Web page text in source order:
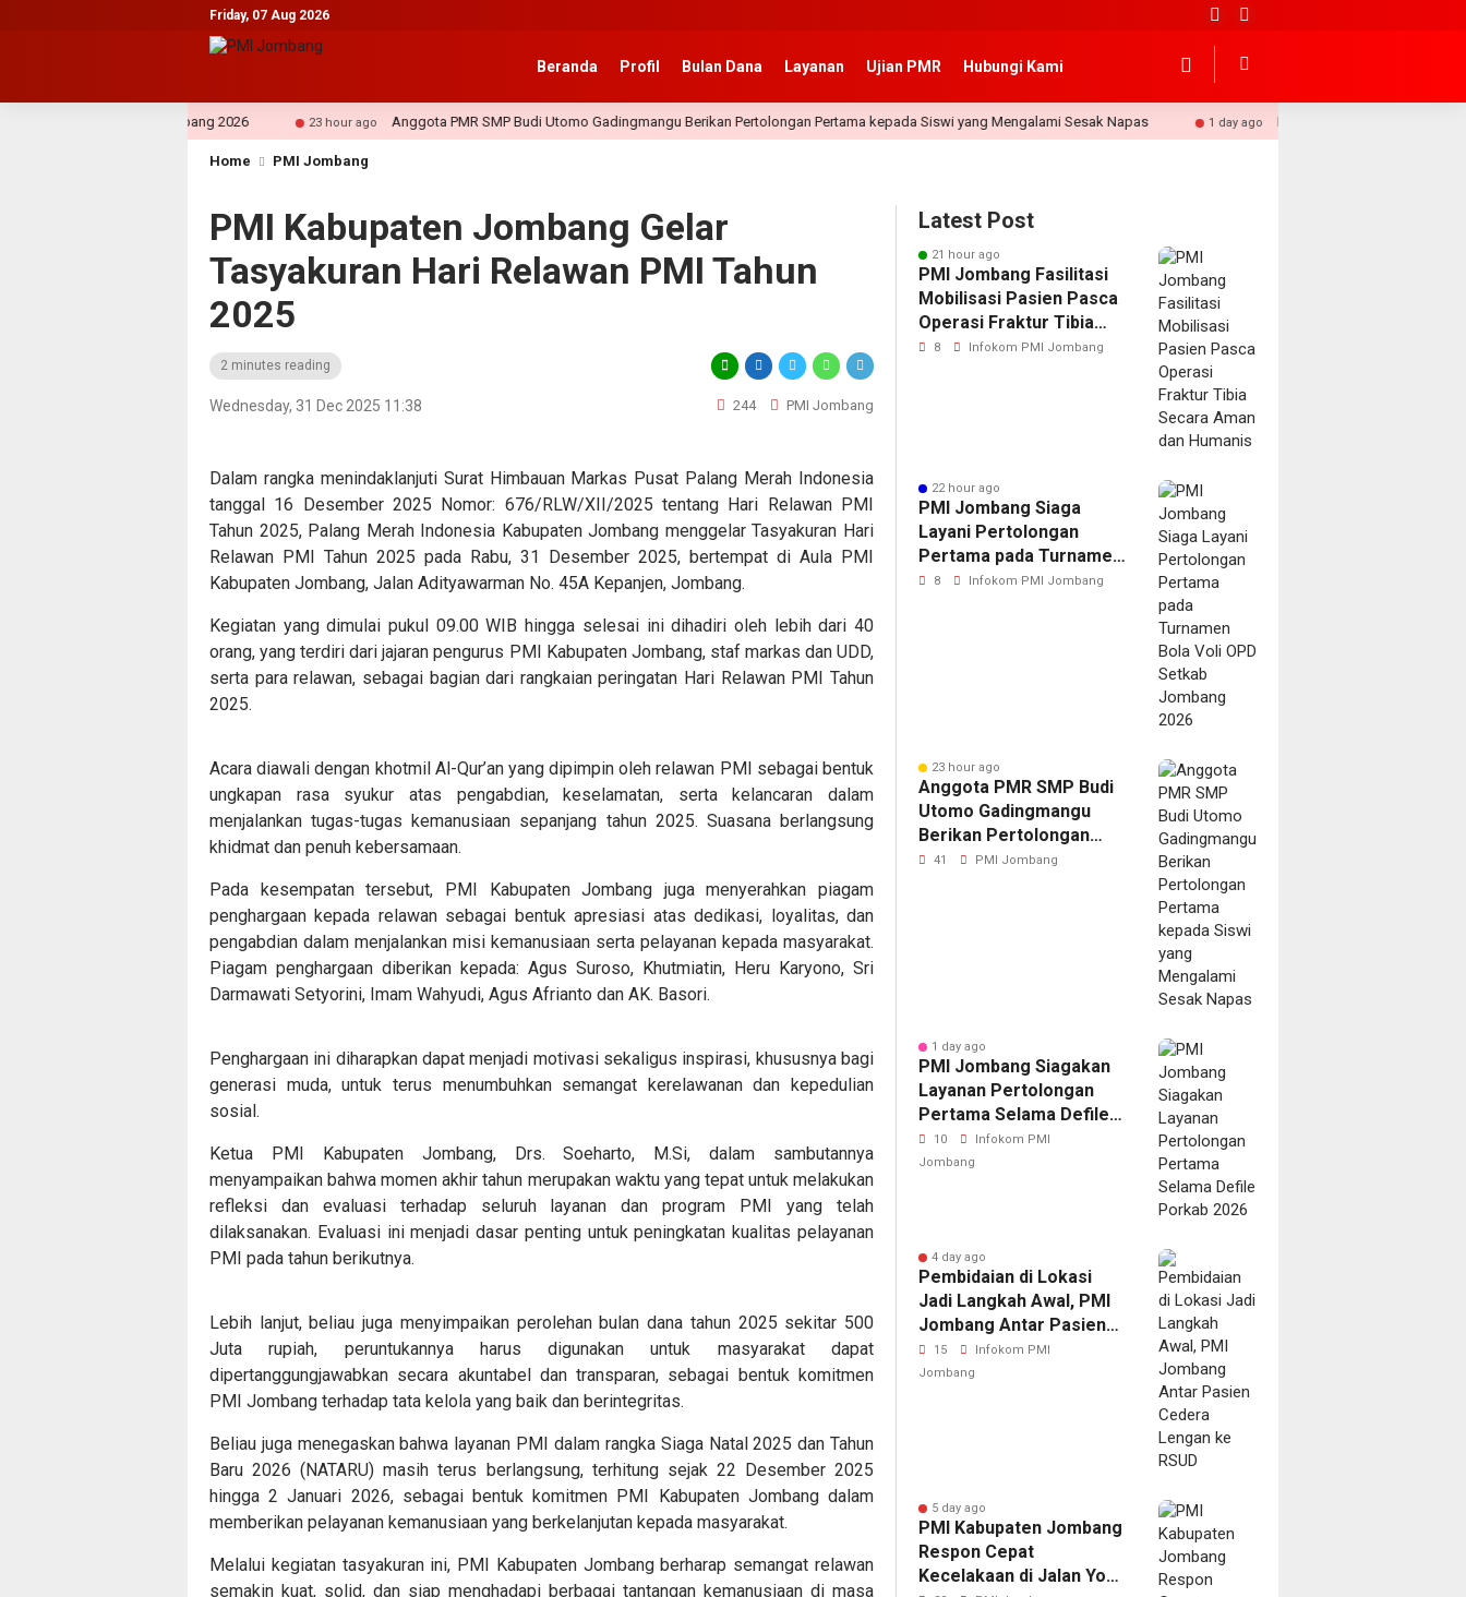
Friday, 07 Aug 2026
Beranda Profil Bulan Dana Layanan Ujian PMR Hubungi Kami
23 hour ago Anggota PMR SMP Budi Utomo Gadingmangu Berikan Pertolongan Pertama kepada Siswi yang Mengalami Sesak Napas 1 day ago PMI Jombang Siagakan Layanan
Home PMI Jombang
PMI Kabupaten Jombang Gelar
Tasyakuran Hari Relawan PMI Tahun
2025
2 minutes reading
Wednesday, 31 Dec 2025 11:38 244 PMI Jombang
Dalam rangka menindaklanjuti Surat Himbauan Markas Pusat Palang Merah Indonesia
tanggal 16 Desember 2025 Nomor: 676/RLW/XII/2025 tentang Hari Relawan PMI
Tahun 2025, Palang Merah Indonesia Kabupaten Jombang menggelar Tasyakuran Hari
Relawan PMI Tahun 2025 pada Rabu, 31 Desember 2025, bertempat di Aula PMI
Kabupaten Jombang, Jalan Adityawarman No. 45A Kepanjen, Jombang.
Kegiatan yang dimulai pukul 09.00 WIB hingga selesai ini dihadiri oleh lebih dari 40
orang, yang terdiri dari jajaran pengurus PMI Kabupaten Jombang, staf markas dan UDD,
serta para relawan, sebagai bagian dari rangkaian peringatan Hari Relawan PMI Tahun
2025.
Acara diawali dengan khotmil Al-Qur’an yang dipimpin oleh relawan PMI sebagai bentuk
ungkapan rasa syukur atas pengabdian, keselamatan, serta kelancaran dalam
menjalankan tugas-tugas kemanusiaan sepanjang tahun 2025. Suasana berlangsung
khidmat dan penuh kebersamaan.
Pada kesempatan tersebut, PMI Kabupaten Jombang juga menyerahkan piagam
penghargaan kepada relawan sebagai bentuk apresiasi atas dedikasi, loyalitas, dan
pengabdian dalam menjalankan misi kemanusiaan serta pelayanan kepada masyarakat.
Piagam penghargaan diberikan kepada: Agus Suroso, Khutmiatin, Heru Karyono, Sri
Darmawati Setyorini, Imam Wahyudi, Agus Afrianto dan AK. Basori.
Penghargaan ini diharapkan dapat menjadi motivasi sekaligus inspirasi, khususnya bagi
generasi muda, untuk terus menumbuhkan semangat kerelawanan dan kepedulian
sosial.
Ketua PMI Kabupaten Jombang, Drs. Soeharto, M.Si, dalam sambutannya
menyampaikan bahwa momen akhir tahun merupakan waktu yang tepat untuk melakukan
refleksi dan evaluasi terhadap seluruh layanan dan program PMI yang telah
dilaksanakan. Evaluasi ini menjadi dasar penting untuk peningkatan kualitas pelayanan
PMI pada tahun berikutnya.
Lebih lanjut, beliau juga menyimpaikan perolehan bulan dana tahun 2025 sekitar 500
Juta rupiah, peruntukannya harus digunakan untuk masyarakat dapat
dipertanggungjawabkan secara akuntabel dan transparan, sebagai bentuk komitmen
PMI Jombang terhadap tata kelola yang baik dan berintegritas.
Beliau juga menegaskan bahwa layanan PMI dalam rangka Siaga Natal 2025 dan Tahun
Baru 2026 (NATARU) masih terus berlangsung, terhitung sejak 22 Desember 2025
hingga 2 Januari 2026, sebagai bentuk komitmen PMI Kabupaten Jombang dalam
memberikan pelayanan kemanusiaan yang berkelanjutan kepada masyarakat.
Melalui kegiatan tasyakuran ini, PMI Kabupaten Jombang berharap semangat relawan
semakin kuat, solid, dan siap menghadapi berbagai tantangan kemanusiaan di masa
Latest Post
21 hour ago
PMI Jombang Fasilitasi
Mobilisasi Pasien Pasca
Operasi Fraktur Tibia
Secara Aman dan
8 Infokom PMI Jombang
22 hour ago
PMI Jombang Siaga
Layani Pertolongan
Pertama pada Turnamen
Bola Voli OPD Setkab
8 Infokom PMI Jombang
23 hour ago
Anggota PMR SMP Budi
Utomo Gadingmangu
Berikan Pertolongan
Pertama kepada Siswi
41 PMI Jombang
1 day ago
PMI Jombang Siagakan
Layanan Pertolongan
Pertama Selama Defile
Porkab 2026
10
Infokom PMI
Jombang
4 day ago
Pembidaian di Lokasi
Jadi Langkah Awal, PMI
Jombang Antar Pasien
Cedera Lengan ke RSUD
15
Infokom PMI
Jombang
5 day ago
PMI Kabupaten Jombang
Respon Cepat
Kecelakaan di Jalan Yos